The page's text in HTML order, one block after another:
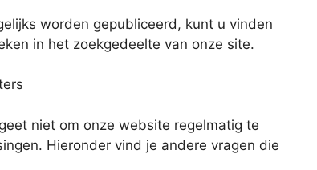
worden gepubliceerd, kunt u vinden
in het zoekgedeelte van onze site.
niet om onze website regelmatig te
Hieronder vind je andere vragen die